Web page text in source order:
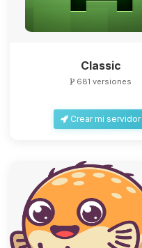
Classic
681 versiones
Crear mi servidor